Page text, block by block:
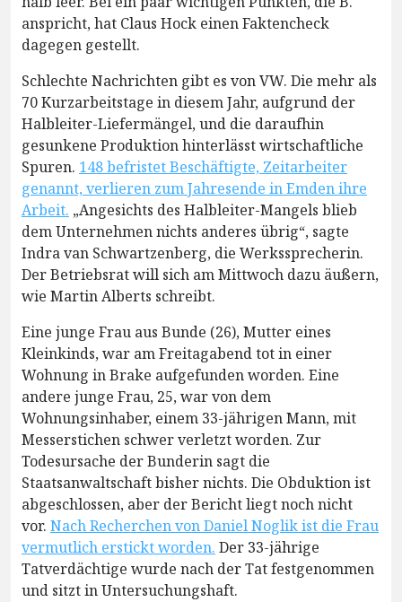
anspricht, hat Claus Hock einen Faktencheck
dagegen gestellt.
Schlechte Nachrichten gibt es von VW. Die mehr als
70 Kurzarbeitstage in diesem Jahr, aufgrund der
Halbleiter-Liefermängel, und die daraufhin
gesunkene Produktion hinterlässt wirtschaftliche
Spuren. 148 befristet Beschäftigte, Zeitarbeiter
genannt, verlieren zum Jahresende in Emden ihre
Arbeit. „Angesichts des Halbleiter-Mangels blieb
dem Unternehmen nichts anderes übrig“, sagte
Indra van Schwartzenberg, die Werkssprecherin.
Der Betriebsrat will sich am Mittwoch dazu äußern,
wie Martin Alberts schreibt.
Eine junge Frau aus Bunde (26), Mutter eines
Kleinkinds, war am Freitagabend tot in einer
Wohnung in Brake aufgefunden worden. Eine
andere junge Frau, 25, war von dem
Wohnungsinhaber, einem 33-jährigen Mann, mit
Messerstichen schwer verletzt worden. Zur
Todesursache der Bunderin sagt die
Staatsanwaltschaft bisher nichts. Die Obduktion ist
abgeschlossen, aber der Bericht liegt noch nicht
vor. Nach Recherchen von Daniel Noglik ist die Frau
vermutlich erstickt worden. Der 33-jährige
Tatverdächtige wurde nach der Tat festgenommen
und sitzt in Untersuchungshaft.